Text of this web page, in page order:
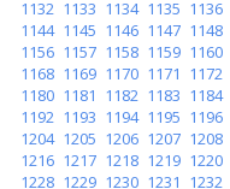
1132 1133 1134 1135 1136
1144 1145 1146 1147 1148
1156 1157 1158 1159 1160
1168 1169 1170 1171 1172
1180 1181 1182 1183 1184
1192 1193 1194 1195 1196
1204 1205 1206 1207 1208
1216 1217 1218 1219 1220
1228 1229 1230 1231 1232